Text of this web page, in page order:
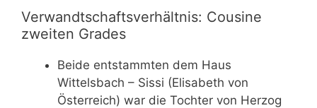
Verwandtschaftsverhältnis: Cousine
zweiten Grades
Beide entstammten dem Haus
Wittelsbach – Sissi (Elisabeth von
Österreich) war die Tochter von Herzog